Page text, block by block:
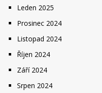
Leden 2025
Prosinec 2024
Listopad 2024
Říjen 2024
Září 2024
Srpen 2024